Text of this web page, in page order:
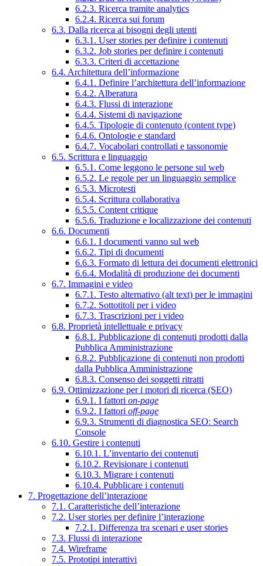
6.2.3. Ricerca tramite analytics
6.2.4. Ricerca sui forum
6.3. Dalla ricerca ai bisogni degli utenti
6.3.1. User stories per definire i contenuti
6.3.2. Job stories per definire i contenuti
6.3.3. Criteri di accettazione
6.4. Architettura dell’informazione
6.4.1. Definire l’architettura dell’informazione
6.4.2. Alberatura
6.4.3. Flussi di interazione
6.4.4. Sistemi di navigazione
6.4.5. Tipologie di contenuto (content type)
6.4.6. Ontologie e standard
6.4.7. Vocabolari controllati e tassonomie
6.5. Scrittura e linguaggio
6.5.1. Come leggono le persone sul web
6.5.2. Le regole per un linguaggio semplice
6.5.3. Microtesti
6.5.4. Scrittura collaborativa
6.5.5. Content critique
6.5.6. Traduzione e localizzazione dei contenuti
6.6. Documenti
6.6.1. I documenti vanno sul web
6.6.2. Tipi di documenti
6.6.3. Formato di lettura dei documenti elettronici
6.6.4. Modalità di produzione dei documenti
6.7. Immagini e video
6.7.1. Testo alternativo (alt text) per le immagini
6.7.2. Sottotitoli per i video
6.7.3. Trascrizioni per i video
6.8. Proprietà intellettuale e privacy
6.8.1. Pubblicazione di contenuti prodotti dalla
Pubblica Amministrazione
6.8.2. Pubblicazione di contenuti non prodotti
dalla Pubblica Amministrazione
6.8.3. Consenso dei soggetti ritratti
6.9. Ottimizzazione per i motori di ricerca (SEO)
6.9.1. I fattori on-page
6.9.2. I fattori off-page
6.9.3. Strumenti di diagnostica SEO: Search
Console
6.10. Gestire i contenuti
6.10.1. L’inventario dei contenuti
6.10.2. Revisionare i contenuti
6.10.3. Migrare i contenuti
6.10.4. Pubblicare i contenuti
7. Progettazione dell’interazione
7.1. Caratteristiche dell’interazione
7.2. User stories per definire l’interazione
7.2.1. Differenza tra scenari e user stories
7.3. Flussi di interazione
7.4. Wireframe
7.5. Prototipi interattivi